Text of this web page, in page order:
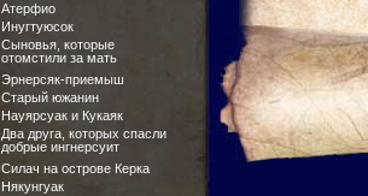
Атерфио
Инугтуюсок
Сыновья, которые
отомстили за мать
Эрнерсяк-приемыш
Старый южанин
Науярсуак и Кукаяк
Два друга, которых спасли
добрые ингнерсуит
Силач на острове Керка
Някунгуак